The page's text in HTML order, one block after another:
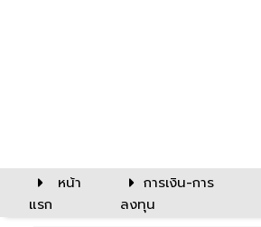
หน้า
แรก
การเงิน-การ
ลงทุน